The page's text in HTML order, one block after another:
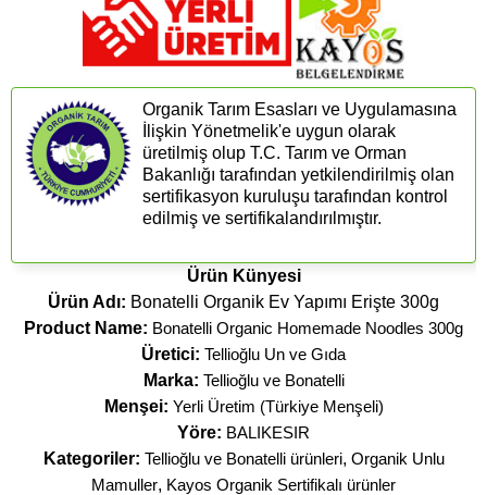
Organik Tarım Esasları ve Uygulamasına
İlişkin Yönetmelik'e uygun olarak
üretilmiş olup T.C. Tarım ve Orman
Bakanlığı tarafından yetkilendirilmiş olan
sertifikasyon kuruluşu tarafından kontrol
edilmiş ve sertifikalandırılmıştır.
Ürün Künyesi
Ürün Adı: Bonatelli Organik Ev Yapımı Erişte 300g
Product Name: Bonatelli Organic Homemade Noodles 300g
Üretici: Tellioğlu Un ve Gıda
Marka: Tellioğlu ve Bonatelli
Menşei: Yerli Üretim (Türkiye Menşeli)
Yöre: BALIKESIR
Kategoriler: Tellioğlu ve Bonatelli ürünleri, Organik Unlu
Mamuller, Kayos Organik Sertifikalı ürünler